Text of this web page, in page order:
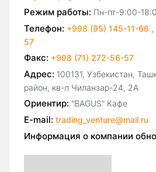
Режим работы: Пн-пт-9:00-
Телефон: +998 (95) 145-11-66 ,
57
Факс: +998 (71) 272-56-57
Адрес: 100131, Узбекистан,
район, кв-л Чиланзар-24, 2А
Ориентир: "BAGUS" Кафе
E-mail: trading_venture@mail.ru
Информация о компании